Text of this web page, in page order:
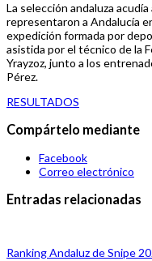
La selección andaluza
representaron a Andalucía
expedición formada por
asistida por el técnico de la
Yrayzoz, junto a los
Pérez.
RESULTADOS
Compártelo mediante
Facebook
Correo electrónico
Entradas relacionadas
Ranking Andaluz de Snipe